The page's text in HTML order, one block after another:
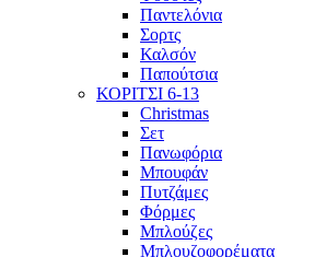
Παντελόνια
Σορτς
Καλσόν
Παπούτσια
ΚΟΡΙΤΣΙ 6-13
Christmas
Σετ
Πανωφόρια
Μπουφάν
Πυτζάμες
Φόρμες
Μπλούζες
Μπλουζοφορέματα